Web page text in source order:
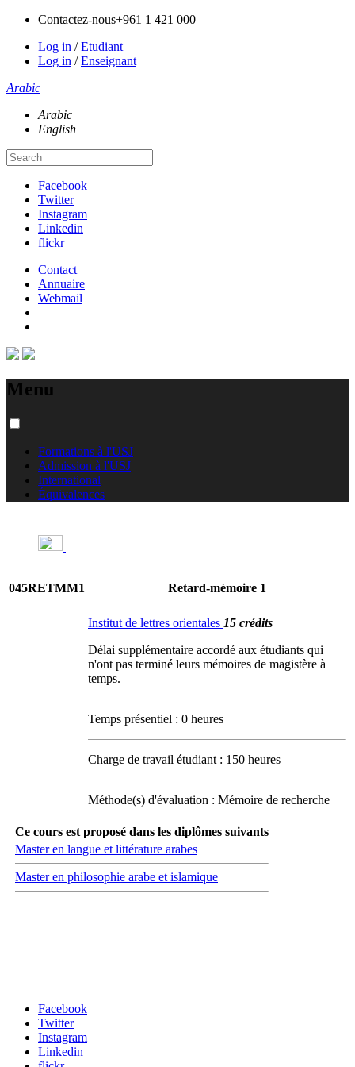
Contactez-nous+961 1 421 000
Log in /Etudiant
Log in /Enseignant
Arabic
Arabic
English
Facebook
Twitter
Instagram
Linkedin
flickr
Contact
Annuaire
Webmail
Menu
Formations à l'USJ
Admission à l'USJ
International
Équivalences
045RETMM1 Retard-mémoire 1
Institut de lettres orientales 15 crédits
Délai supplémentaire accordé aux étudiants qui
n'ont pas terminé leurs mémoires de magistère à
temps.
Temps présentiel : 0 heures
Charge de travail étudiant : 150 heures
Méthode(s) d'évaluation : Mémoire de recherche
Ce cours est proposé dans les diplômes suivants
Master en langue et littérature arabes
Master en philosophie arabe et islamique
Facebook
Twitter
Instagram
Linkedin